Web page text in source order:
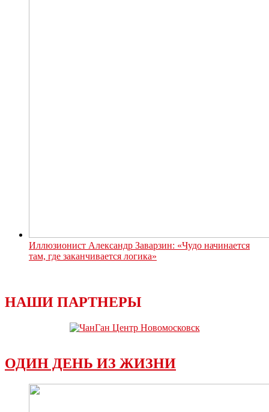
Иллюзионист Александр Заварзин: «Чудо начинается
там, где заканчивается логика»
НАШИ ПАРТНЕРЫ
ОДИН ДЕНЬ ИЗ ЖИЗНИ